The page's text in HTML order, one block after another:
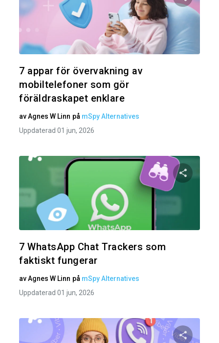
Dela
7 appar för övervakning av
mobiltelefoner som gör
föräldraskapet enklare
avAgnes W Linn på mSpy Alternatives
Uppdaterad 01 jun, 2026
7 WhatsApp Chat Trackers som
faktiskt fungerar
avAgnes W Linn på mSpy Alternatives
Uppdaterad 01 jun, 2026